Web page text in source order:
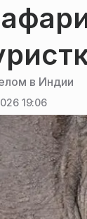
в Индии
19:06